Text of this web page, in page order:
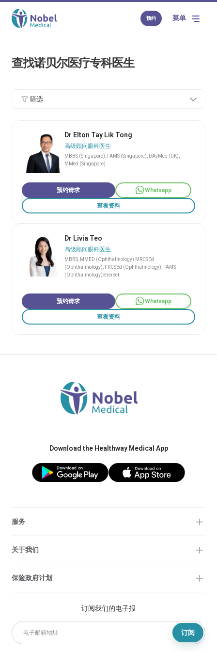
预约 菜单
查找诺贝尔医疗专科医生
筛选
Dr Elton Tay Lik Tong
高级顾问眼科医生
MBBS (Singapore), FAMS (Singapore), DAvMed (UK),
MMed (Singapore)
预约请求 Whatsapp
查看资料
Dr Livia Teo
高级顾问眼科医生
MBBS, MMED (Ophthalmology) MRCSEd
(Ophthalmology), FRCSEd (Ophthalmology), FAMS
(Ophthalmology)etrereet
预约请求 Whatsapp
查看资料
Download the Healthway Medical App
订阅我们的电子报
订阅
服务
关于我们
保险政府计划